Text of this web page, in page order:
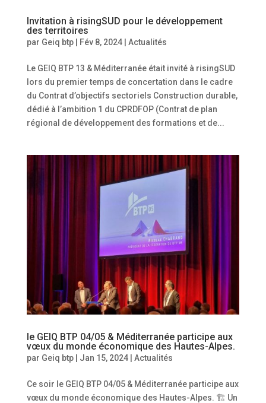
Invitation à risingSUD pour le développement
des territoires
par Geiq btp| Fév 8, 2024| Actualités
Le GEIQ BTP 13 & Méditerranée était invité à risingSUD
lors du premier temps de concertation dans le cadre
du Contrat d’objectifs sectoriels Construction durable,
dédié à l’ambition 1 du CPRDFOP (Contrat de plan
régional de développement des formations et de...
le GEIQ BTP 04/05 & Méditerranée participe aux
vœux du monde économique des Hautes-Alpes.
par Geiq btp| Jan 15, 2024| Actualités
Ce soir le GEIQ BTP 04/05 & Méditerranée participe aux
vœux du monde économique des Hautes-Alpes. 🏗 Un